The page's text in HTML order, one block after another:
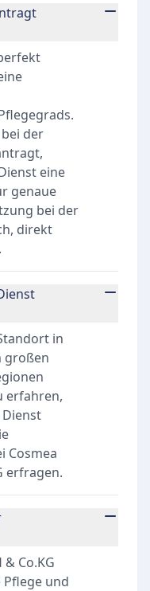
der
eine
genaue
bei der
direkt
in
großen
erfahren,
Cosmea
erfragen.
Co.KG
und